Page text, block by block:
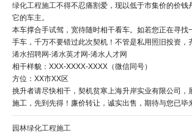
绿化工程施工不得不忍痛割爱，现以低于市集价的价钱
它的车主。
本车撑合手试驾，宽待随时相干看车。如若您正在寻找
手车，千万不要错过此次契机！不管是私用照旧投资，
浠水招聘网-浠水英才网-浠水人才网
相干样貌：XXX-XXXX-XXXX（微信同号）
方位：XX市XX区
挑升者请尽快相干，契机贫寒上海升岸实业有限公司，
施工，先到先得！廉价转让，诚实出售，期待与您已毕
园林绿化工程施工